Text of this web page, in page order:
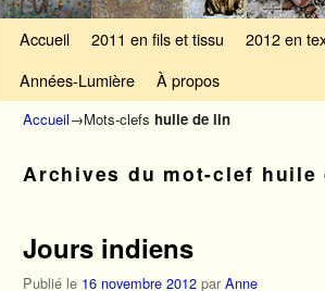
Accueil 2011 en fils et tissu 2012 en
Années-Lumière
À propos
Accueil→Mots-clefs huile de lin
Archives du mot-clef huile
Jours indiens
Publié le 16 novembre 2012 par Anne